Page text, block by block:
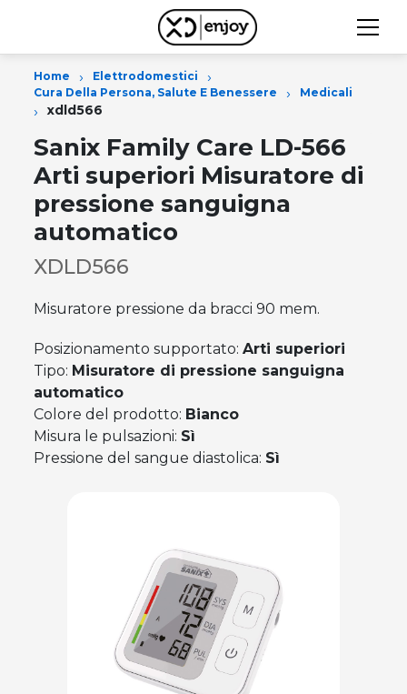
Home › Elettrodomestici ›
Cura Della Persona, Salute E Benessere › Medicali
› xdld566
Sanix Family Care LD-566
Arti superiori Misuratore di
pressione sanguigna
automatico
XDLD566
Misuratore pressione da bracci 90 mem.
Posizionamento supportato:Arti superiori
Tipo: Misuratore di pressione sanguigna
automatico
Colore del prodotto: Bianco
Misura le pulsazioni: Sì
Pressione del sangue diastolica: Sì